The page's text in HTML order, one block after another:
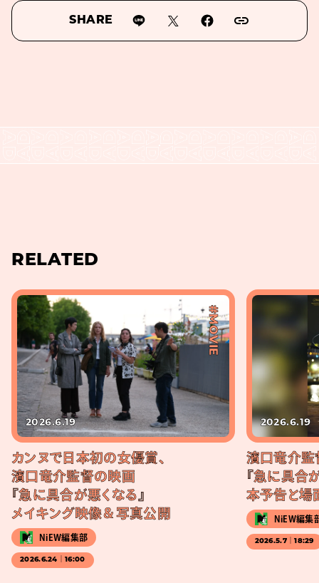
SHARE
RELATED
#MOVIE
2026.6.19
カンヌで日本初の女優賞、
濱口竜介監督の映画
『急に具合が悪くなる』
メイキング映像＆写真公開
NiEW編集部
2026.6.24｜16:00
2026.6.19
濱口竜介監
『急に具合
本予告と場
NiEW編集
2026.5.7｜18:29